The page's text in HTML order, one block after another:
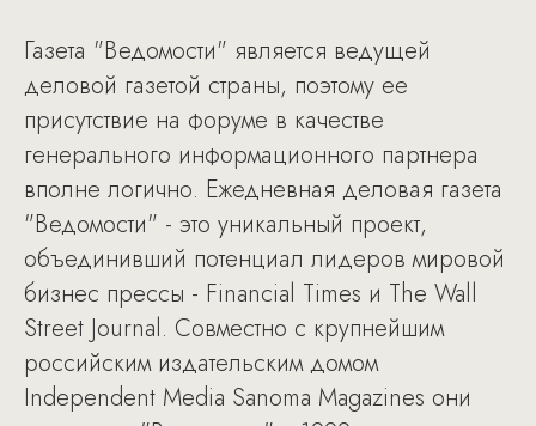
Газета "Ведомости" является ведущей
деловой газетой страны, поэтому ее
присутствие на форуме в качестве
генерального информационного партнера
вполне логично. Ежедневная деловая газета
"Ведомости" - это уникальный проект,
объединивший потенциал лидеров мировой
бизнес прессы - Financial Times и The Wall
Street Journal. Совместно с крупнейшим
российским издательским домом
Independent Media Sanoma Magazines они